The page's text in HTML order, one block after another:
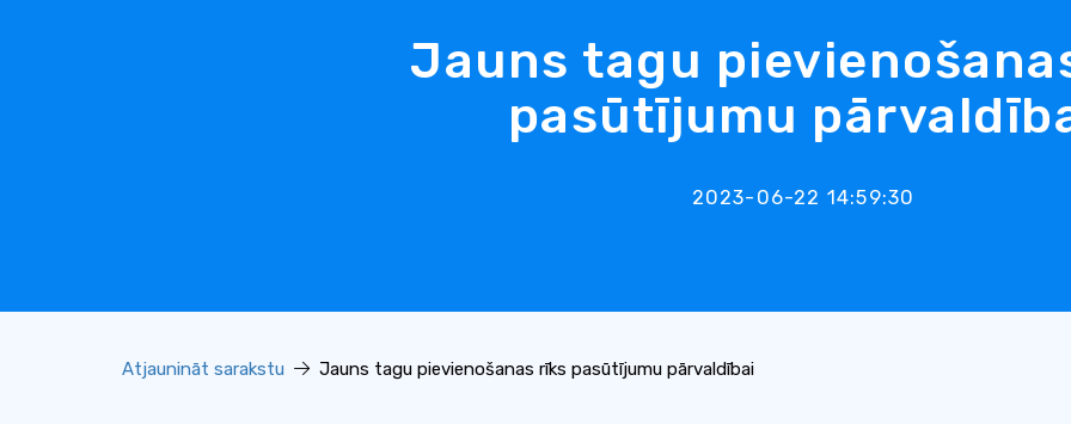
Jauns tagu
pasūtījumu
2023-06-22 14:59:30
Atjaunināt sarakstu Jauns tagu pievienošanas rīks pasūtījumu pārvaldībai